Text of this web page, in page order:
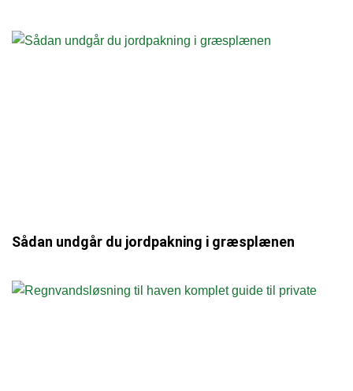
Sådan undgår du jordpakning i græsplænen